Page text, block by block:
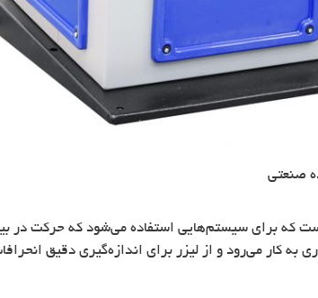
صنعتی
که برای سیستم‌هایی استفاده می‌شود که حرکت در
کار می‌رود و از لیزر برای اندازه‌گیری دقیق